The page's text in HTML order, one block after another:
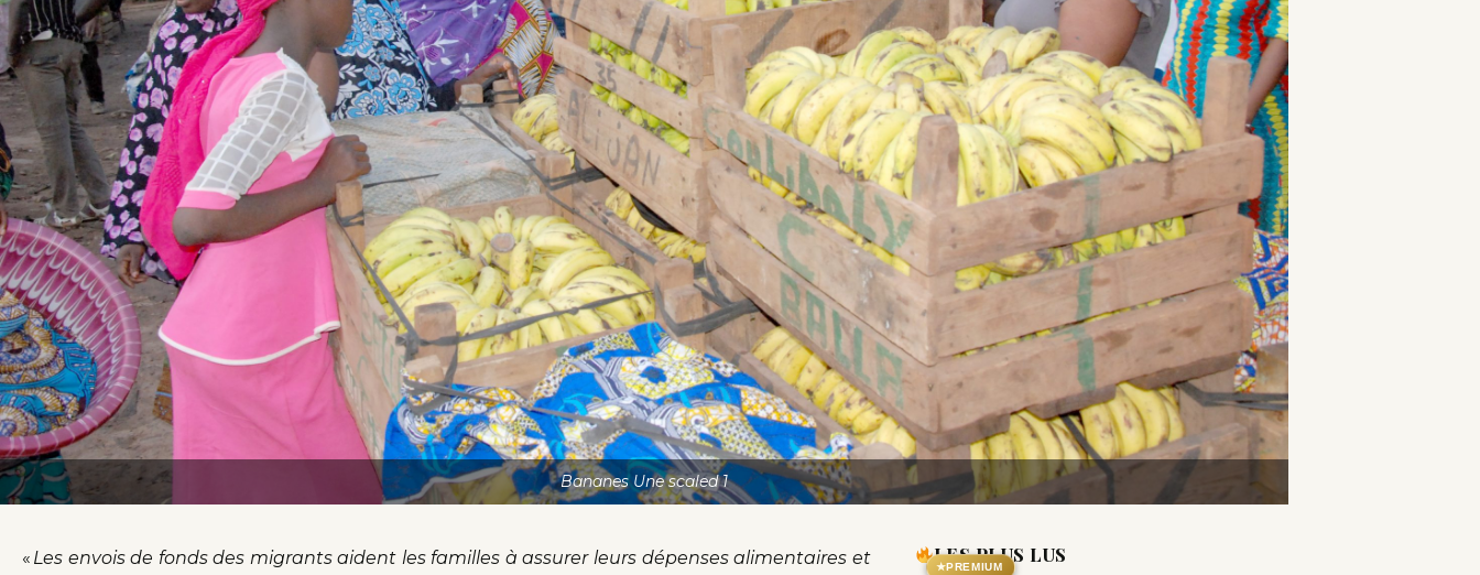
Bananes Une scaled 1
« Les envois de fonds des migrants aident les familles à assurer leurs dépenses alimentaires et
★PREMIUM
LES PLUS LUS